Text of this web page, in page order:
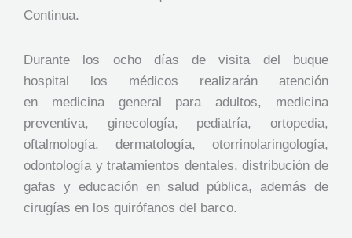
Continua.
Durante los ocho días de visita del buque
hospital los médicos realizarán atención
en medicina general para adultos, medicina
preventiva, ginecología, pediatría, ortopedia,
oftalmología, dermatología, otorrinolaringología,
odontología y tratamientos dentales, distribución de
gafas y educación en salud pública, además de
cirugías en los quirófanos del barco.